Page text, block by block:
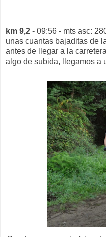
km 9,2 - 09:56 - mts asc:
unas cuantas bajaditas de
antes de llegar a la
algo de subida, llegamos a